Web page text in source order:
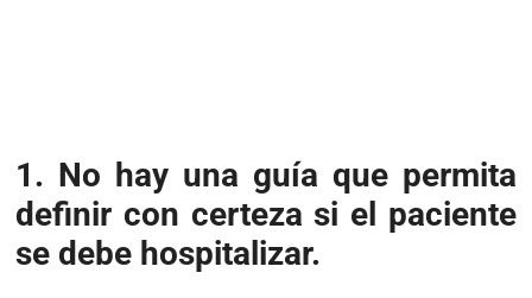
1. No hay una guía que permita
definir con certeza si el paciente
se debe hospitalizar.